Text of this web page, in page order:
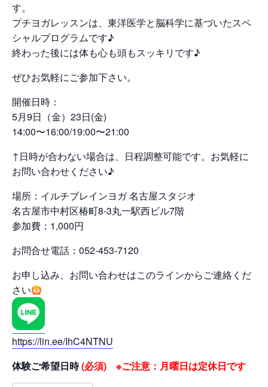
す。
プチヨガレッスンは、東洋医学と脳科学に基づいたスペ
シャルプログラムです♪
終わった後には体も心も頭もスッキリです♪
ぜひお気軽にご参加下さい。
開催日時：
5月9日（金）23日(金)
14:00〜16:00/19:00〜21:00
↑日時が合わない場合は、日程調整可能です。お気軽に
お問い合わせください♪
場所：イルチブレインヨガ 名古屋スタジオ
名古屋市中村区椿町8-3丸一駅西ビル7階
参加費：1,000円
お問合せ電話：052-453-7120
お申し込み、お問い合わせはこのラインからご連絡くだ
さい
https://lin.ee/IhC4NTNU
体験ご希望日時(必須) ※ご注意：月曜日は定休日です